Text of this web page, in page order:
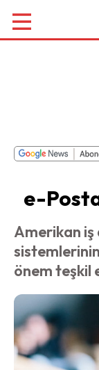
e-
Amerikan iş
önem teşkil